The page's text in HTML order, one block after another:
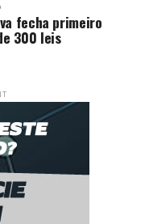
fecha primeiro
300 leis